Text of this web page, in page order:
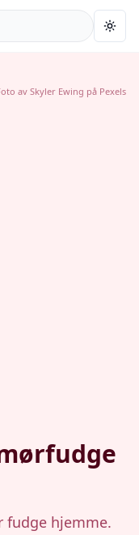
fudge hjemme.
av Skyler Ewing på Pexels